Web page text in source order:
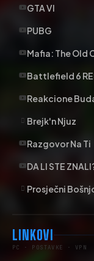
GTA VI
PUBG
Mafia: The Old
Battlefield 6
Reakcione
Brejk'n Njuz
Razgovor Na Ti
DA LI STE
Prosječni
LINKOVI
PC · POSTAVKE · VPN